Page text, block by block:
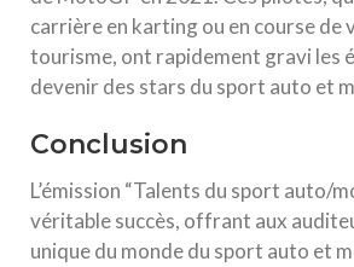
carrière en karting ou en course de
tourisme, ont rapidement gravi les
devenir des stars du sport auto et
Conclusion
L’émission “Talents du sport auto/
véritable succès, offrant aux
unique du monde du sport auto et